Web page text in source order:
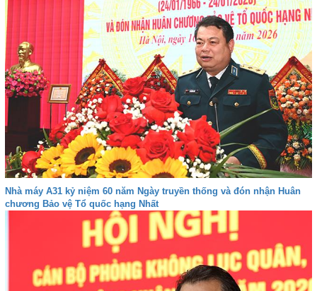
Nhà máy A31 kỷ niệm 60 năm Ngày truyền thống và đón nhận Huân
chương Bảo vệ Tổ quốc hạng Nhất